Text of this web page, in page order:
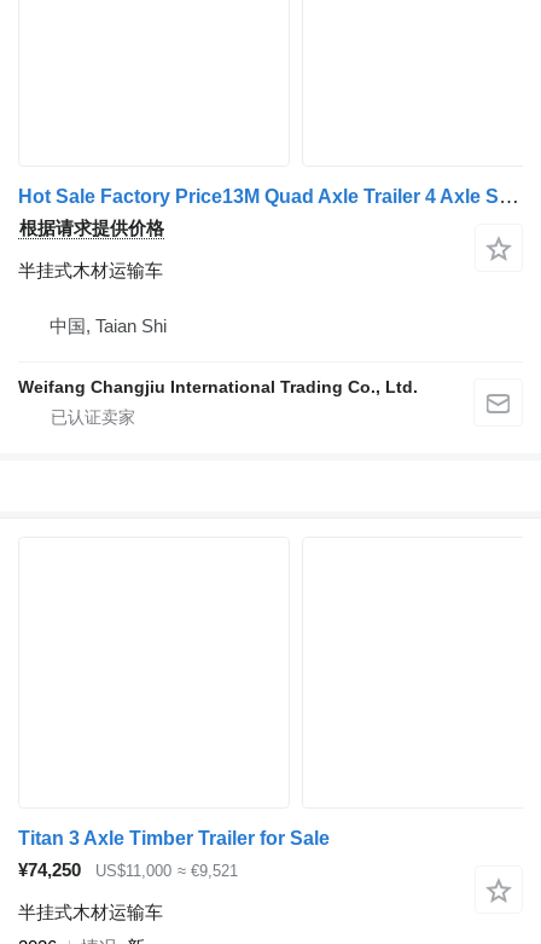
Hot Sale Factory Price13M Quad Axle Trailer 4 Axle Semi Flatbed
根据请求提供价格
半挂式木材运输车
中国, Taian Shi
Weifang Changjiu International Trading Co., Ltd.
Titan 3 Axle Timber Trailer for Sale
¥74,250
US$11,000 ≈ €9,521
半挂式木材运输车